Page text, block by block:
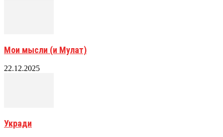
Мои мысли (и Мулат)
22.12.2025
Укради